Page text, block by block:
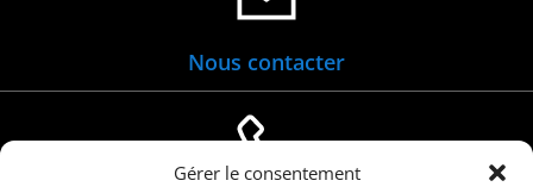
Gérer le consentement
Nous contacter